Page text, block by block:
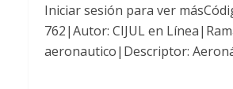
Iniciar sesión para ver
762|Autor: CIJUL en
aeronautico|Descriptor: